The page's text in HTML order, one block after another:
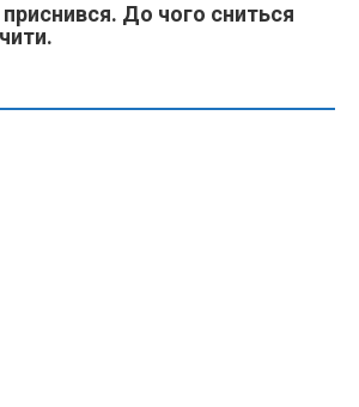
До чого сниться